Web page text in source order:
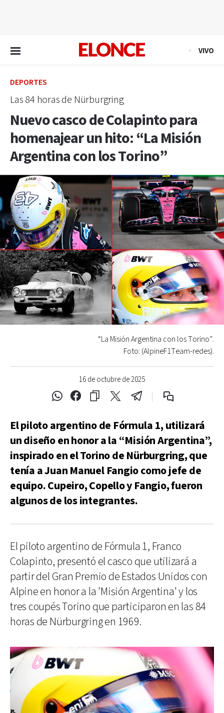
VIVO
DEPORTES
Las 84 horas de Nürburgring
Nuevo casco de Colapinto para
homenajear un hito: “La Misión
Argentina con los Torino”
16 de octubre de 2025
“La Misión Argentina con los Torino”.
Foto: (AlpineF1Team-redes).
El piloto argentino de Fórmula 1, utilizará
un diseño en honor a la “Misión Argentina”,
inspirado en el Torino de Nürburgring, que
tenía a Juan Manuel Fangio como jefe de
equipo. Cupeiro, Copello y Fangio, fueron
algunos de los integrantes.
El piloto argentino de Fórmula 1, Franco
Colapinto, presentó el casco que utilizará a
partir del Gran Premio de Estados Unidos con
Alpine en honor a la 'Misión Argentina' y los
tres coupés Torino que participaron en las 84
horas de Nürburgring en 1969.